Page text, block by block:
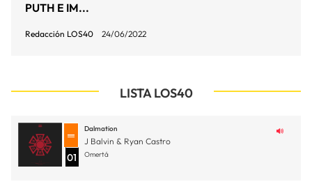
PUTH E IM...
Redacción LOS40 24/06/2022
LISTA LOS40
01
Dalmation
J Balvin & Ryan Castro
Omertá